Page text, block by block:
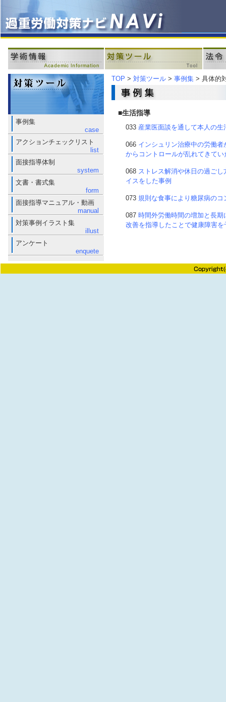
事例集
case
アクションチェックリスト
list
面接指導体制
system
文書・書式集
form
面接指導マニュアル・動画
manual
対策事例イラスト集
illust
アンケート
enquete
TOP > 対策ツール > 事例集 > 具体的
■生活指導
033 産業医面談を通して本人の
066 インシュリン治療中の労働
からコントロールが乱れてきて
068 ストレス解消や休日の過ご
イスをした事例
073 規則な食事により糖尿病の
087 時間外労働時間の増加と長
改善を指導したことで健康障害